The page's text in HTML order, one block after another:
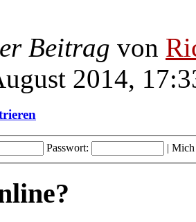
Beitrag von
2014,
Passwort: | Mich